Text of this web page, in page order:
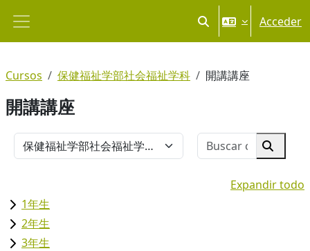
Panel lateral Selector deAcceder
Cursos 保健福祉学部社会福祉学科 開講講座
開講講座
Categorías
Buscar
Buscar
Expandir todo
1年生
2年生
3年生